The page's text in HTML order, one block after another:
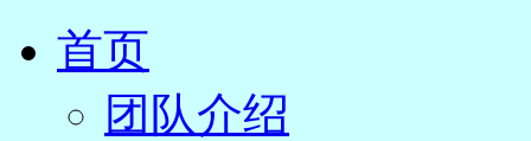
首页
团队介绍